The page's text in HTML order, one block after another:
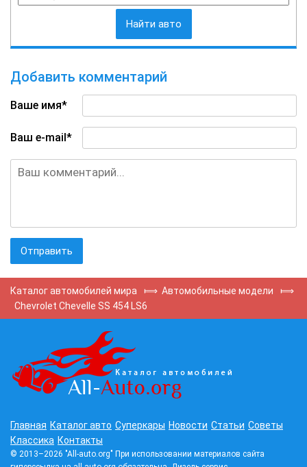
Найти авто
Добавить комментарий
Ваше имя*
Ваш e-mail*
Каталог автомобилей мира ⟾ Автомобильные модели
⟾
Chevrolet Chevelle SS 454 LS6
Главная Каталог авто Суперкары Новости Статьи Советы
Классика Контакты
© 2013–2026 "All-auto.org" При использовании материалов сайта